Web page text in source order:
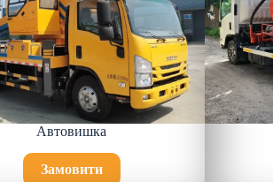
Автовишка
Замовити